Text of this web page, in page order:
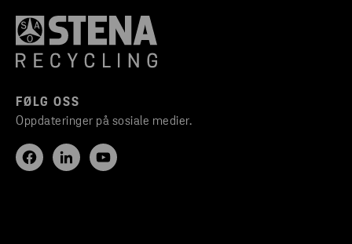
FØLG OSS
Oppdateringer på sosiale medier.